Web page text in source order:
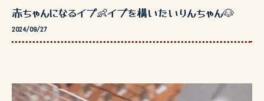
赤ちゃんになるイブ👶イブを構いたいりんちゃん🐶
2024/09/27